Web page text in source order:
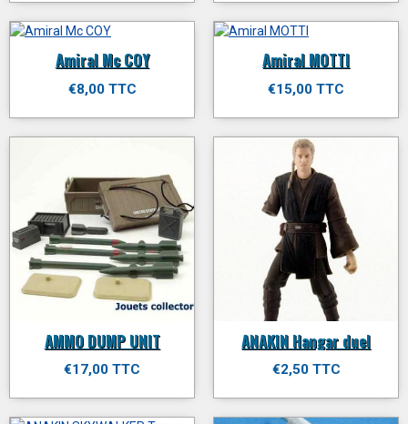
Amiral Mc COY
€8,00 TTC
Amiral MOTTI
€15,00 TTC
AMMO DUMP UNIT
€17,00 TTC
ANAKIN Hangar duel
€2,50 TTC